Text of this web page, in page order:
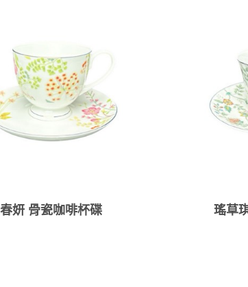
春妍 骨瓷咖啡杯碟 瑤草